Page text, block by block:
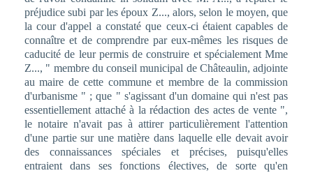
préjudice subi par les époux Z..., alors, selon le moyen, que
la cour d'appel a constaté que ceux-ci étaient capables de
connaître et de comprendre par eux-mêmes les risques de
caducité de leur permis de construire et spécialement Mme
Z..., " membre du conseil municipal de Châteaulin, adjointe
au maire de cette commune et membre de la commission
d'urbanisme " ; que " s'agissant d'un domaine qui n'est pas
essentiellement attaché à la rédaction des actes de vente ",
le notaire n'avait pas à attirer particulièrement l'attention
d'une partie sur une matière dans laquelle elle devait avoir
des connaissances spéciales et précises, puisqu'elles
entraient dans ses fonctions électives, de sorte qu'en